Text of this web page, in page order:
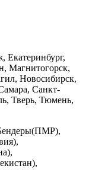
Екатеринбург,
Магнитогорск,
Новосибирск,
Санкт-
Тверь, Тюмень,